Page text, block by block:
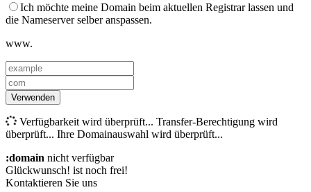
Ich möchte meine Domain beim aktuellen Registrar lassen und
die Nameserver selber anspassen.
www.
Verwenden
Verfügbarkeit wird überprüft... Transfer-Berechtigung wird
überprüft... Ihre Domainauswahl wird überprüft...
:domain nicht verfügbar
Glückwunsch! ist noch frei!
Kontaktieren Sie uns